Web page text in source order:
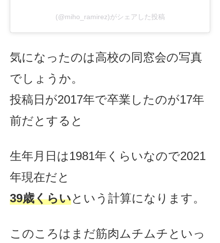
(@miho_ramirez)がシェアした投稿
気になったのは高校の同窓会の写真
でしょうか。
投稿日が2017年で卒業したのが17年
前だとすると
生年月日は1981年くらいなので2021
年現在だと
39歳くらいという計算になります。
このころはまだ筋肉ムチムチといっ